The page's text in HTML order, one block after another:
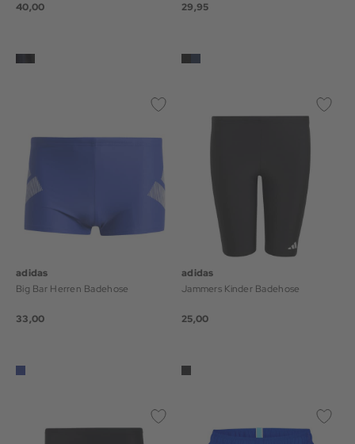
40,00
29,95
adidas
Big Bar Herren Badehose
33,00
adidas
Jammers Kinder Badehose
25,00